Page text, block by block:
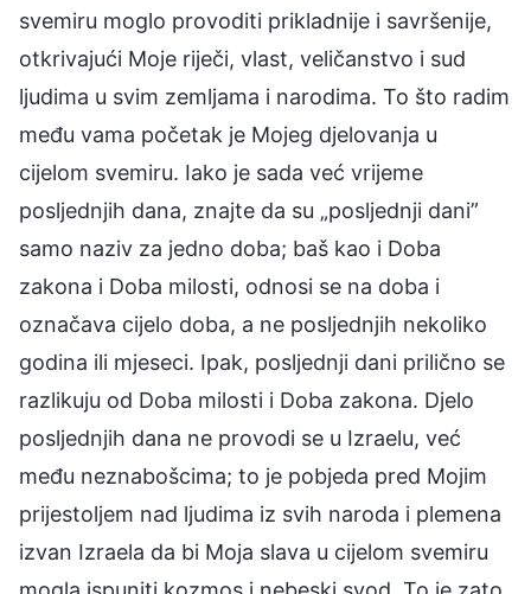
svemiru moglo provoditi prikladnije i savršenije,
otkrivajući Moje riječi, vlast, veličanstvo i sud
ljudima u svim zemljama i narodima. To što radim
među vama početak je Mojeg djelovanja u
cijelom svemiru. Iako je sada već vrijeme
posljednjih dana, znajte da su „posljednji dani”
samo naziv za jedno doba; baš kao i Doba
zakona i Doba milosti, odnosi se na doba i
označava cijelo doba, a ne posljednjih nekoliko
godina ili mjeseci. Ipak, posljednji dani prilično se
razlikuju od Doba milosti i Doba zakona. Djelo
posljednjih dana ne provodi se u Izraelu, već
među neznabošcima; to je pobjeda pred Mojim
prijestoljem nad ljudima iz svih naroda i plemena
izvan Izraela da bi Moja slava u cijelom svemiru